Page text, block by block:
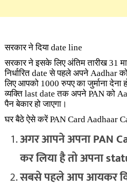
सरकार ने दिया date line
सरकार ने इसके लिए अंतिम तारीख 31
निर्धारित date से पहले अपने Aadhar
लिए आपको 1000 रुपए का जुर्माना देना
व्यक्ति last date तक अपने PAN को
पैन बेकार हो जाएगा।
घर बैठे ऐसे करें PAN Card Aadhaar
अगर आपने अपना PAN
कर लिया है तो अपना
सबसे पहले आप आयकर